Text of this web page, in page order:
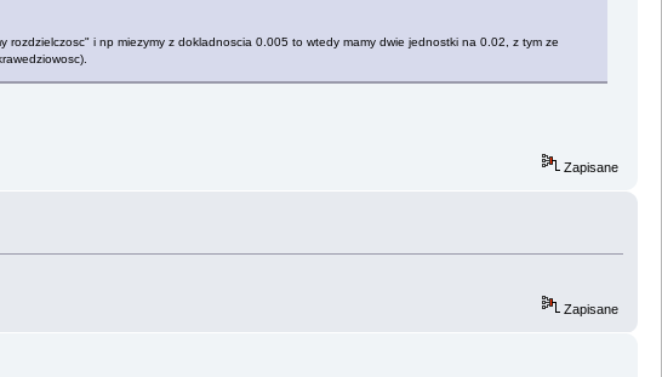
i np miezymy z dokladnoscia 0.005 to wtedy mamy dwie jednostki na 0.02, z tym ze
Zapisane
Zapisane